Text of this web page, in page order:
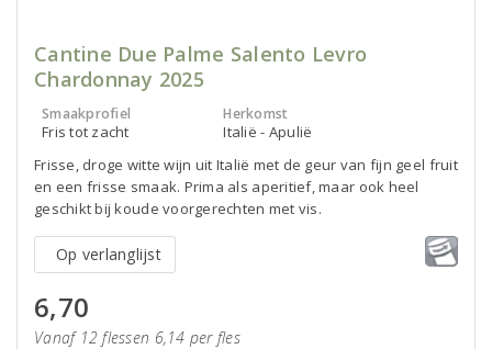
Cantine Due Palme Salento Levro
Chardonnay 2025
Smaakprofiel
Fris tot zacht
Herkomst
Italië - Apulië
Frisse, droge witte wijn uit Italië met de geur van fijn geel fruit
en een frisse smaak. Prima als aperitief, maar ook heel
geschikt bij koude voorgerechten met vis.
Op verlanglijst
6,70
Vanaf 12 flessen 6,14 per fles